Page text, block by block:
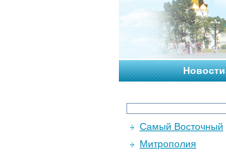
Новости
Самый Восточный
Митрополия